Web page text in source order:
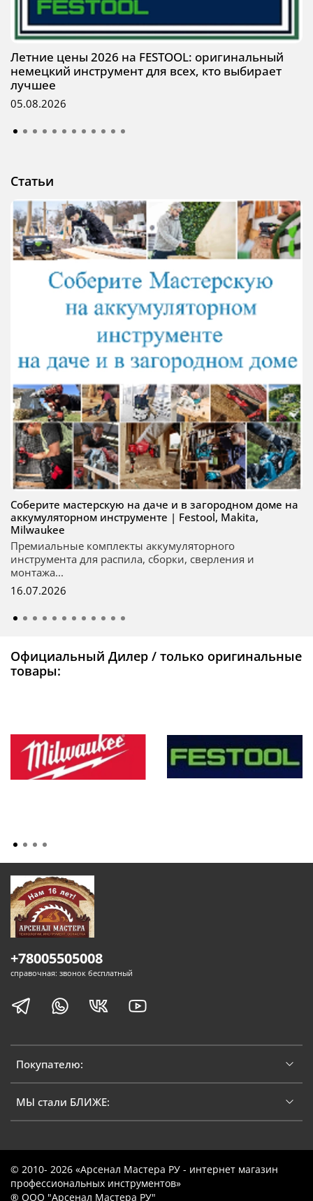
Летние цены 2026 на FESTOOL: оригинальный
немецкий инструмент для всех, кто выбирает
лучшее
05.08.2026
Статьи
Соберите мастерскую на даче и в загородном доме на
аккумуляторном инструменте | Festool, Makita,
Milwaukee
Премиальные комплекты аккумуляторного
инструмента для распила, сборки, сверления и
монтажа...
16.07.2026
Официальный Дилер / только оригинальные
товары:
Покупателю:
МЫ стали БЛИЖЕ:
+78005505008
справочная: звонок бесплатный
© 2010- 2026 «Арсенал Мастера РУ - интернет магазин
профессиональных инструментов»
® ООО "Арсенал Мастера РУ"